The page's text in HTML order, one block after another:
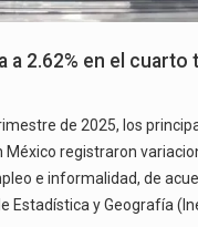
a 2.62% en el
de 2025, los
registraron
e informalidad, de
Estadística y Geografía